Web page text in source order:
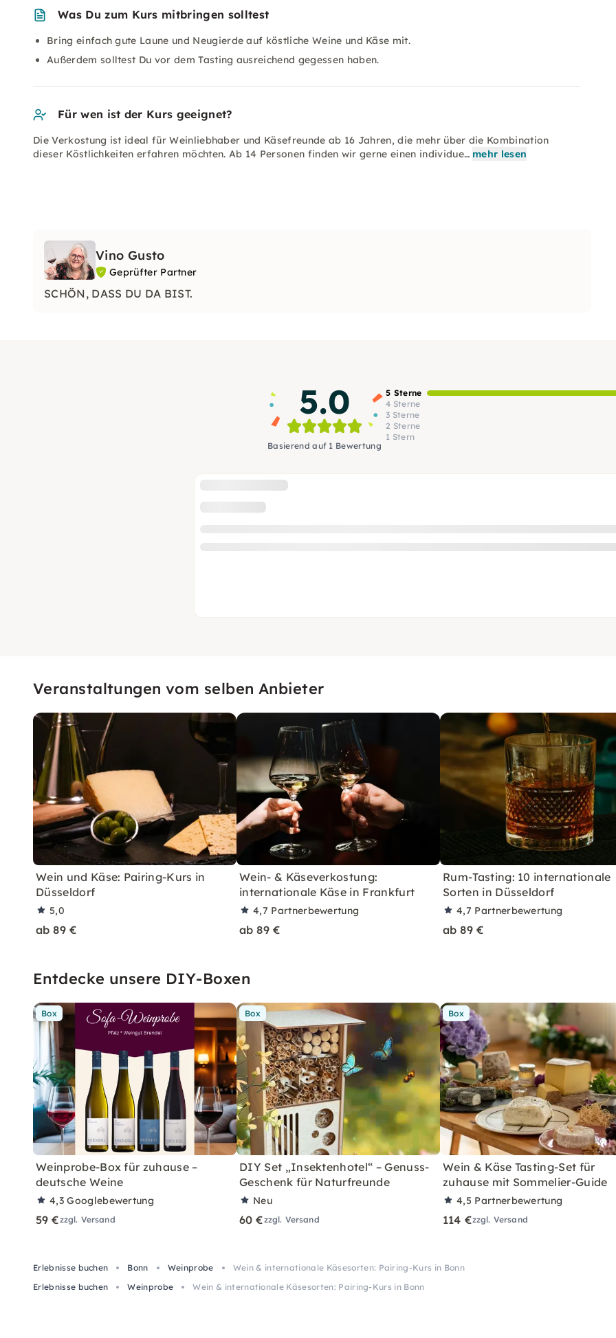
Was Du zum Kurs mitbringen solltest
Bring einfach gute Laune und Neugierde auf köstliche Weine und Käse mit.
Außerdem solltest Du vor dem Tasting ausreichend gegessen haben.
Für wen ist der Kurs geeignet?
Die Verkostung ist ideal für Weinliebhaber und Käsefreunde ab 16 Jahren, die mehr über die Kombination
dieser Köstlichkeiten erfahren möchten. Ab 14 Personen finden wir gerne einen individue… mehr lesen
Vino Gusto
Geprüfter Partner
SCHÖN, DASS DU DA BIST.
5.0
Basierend auf 1 Bewertung
5 Sterne
4 Sterne
3 Sterne
2 Sterne
1 Stern
Veranstaltungen vom selben Anbieter
Wein und Käse: Pairing-Kurs in
Düsseldorf
5,0
ab 89 €
Wein- & Käseverkostung:
internationale Käse in Frankfurt
4,7 Partnerbewertung
ab 89 €
Rum-Tasting: 10 internationale
Sorten in Düsseldorf
4,7 Partnerbewertung
ab 89 €
Entdecke unsere DIY-Boxen
Box
Weinprobe-Box für zuhause –
deutsche Weine
4,3Googlebewertung
59 €zzgl. Versand
Box
DIY Set „Insektenhotel“ – Genuss-
Geschenk für Naturfreunde
Neu
60 €zzgl. Versand
Box
Wein & Käse Tasting-Set für
zuhause mit Sommelier-Guide
4,5 Partnerbewertung
114 €zzgl. Versand
Erlebnisse buchen Bonn Weinprobe
Wein & internationale Käsesorten: Pairing-Kurs in Bonn
Erlebnisse buchen
Weinprobe Wein & internationale Käsesorten: Pairing-Kurs in Bonn